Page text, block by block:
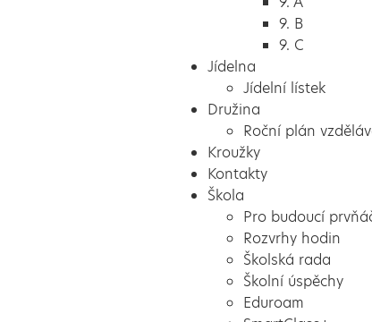
9. B
9. C
Jídelna
Jídelní lístek
Družina
Roční plán
Kroužky
Kontakty
Škola
Pro budoucí
Rozvrhy hodin
Školská rada
Školní úspěchy
Eduroam